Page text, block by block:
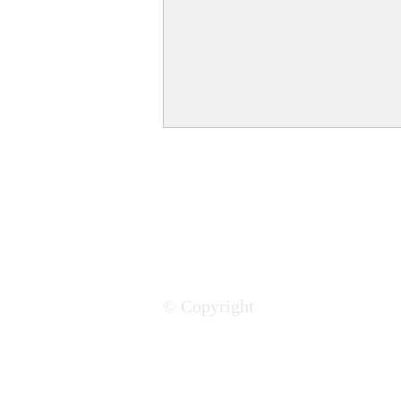
Services urbains : comment le
© Copyright